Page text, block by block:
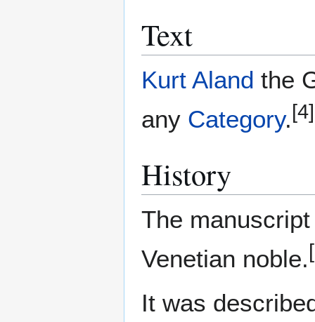
Text
Kurt Aland the
any Category. [4]
History
The
Venetian noble.
It was